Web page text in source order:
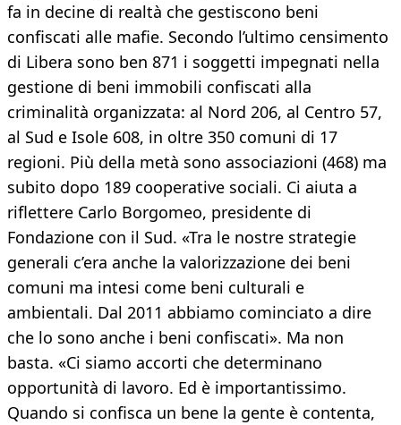
fa in decine di realtà che gestiscono beni
confiscati alle mafie. Secondo l’ultimo censimento
di Libera sono ben 871 i soggetti impegnati nella
gestione di beni immobili confiscati alla
criminalità organizzata: al Nord 206, al Centro 57,
al Sud e Isole 608, in oltre 350 comuni di 17
regioni. Più della metà sono associazioni (468) ma
subito dopo 189 cooperative sociali. Ci aiuta a
riflettere Carlo Borgomeo, presidente di
Fondazione con il Sud. «Tra le nostre strategie
generali c’era anche la valorizzazione dei beni
comuni ma intesi come beni culturali e
ambientali. Dal 2011 abbiamo cominciato a dire
che lo sono anche i beni confiscati». Ma non
basta. «Ci siamo accorti che determinano
opportunità di lavoro. Ed è importantissimo.
Quando si confisca un bene la gente è contenta,